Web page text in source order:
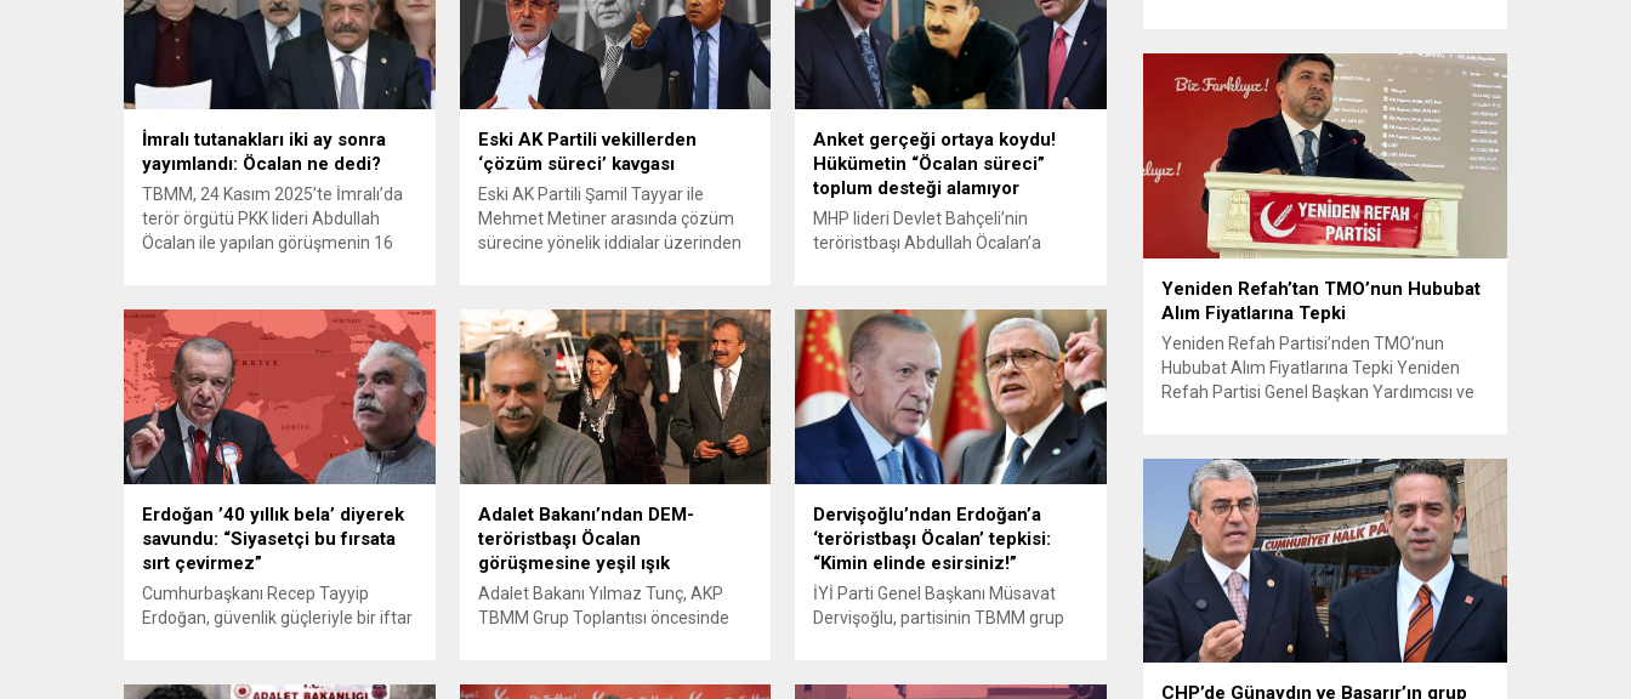
statüsünün korunması kaydıyla,
feshedilen PKK üzerindeki
nüfuzunu terörün tamamen
sonlandırılması için kullanabileceği
yeni bir kurumsal yapının inşa
edilmesini...
toplantısının ardından gazetecilere
verdiği demeçte, “CHP
parçalanmamalı, karıştırılmamalı”
dedi. Milliyetçi Hareket Partisi (MHP)
Genel...
konusunda tüm partilerle uzlaşı
sağlandığı yönündeki açıklamasını
sert şekilde reddetti. Bekin, böyle bir
uzlaşının olmadığını, konunun
ancak...
İmralı tutanakları iki ay sonra
yayımlandı: Öcalan ne dedi?
TBMM, 24 Kasım 2025’te İmralı’da
terör örgütü PKK lideri Abdullah
Öcalan ile yapılan görüşmenin 16
tutanaklarda, Bahçeli’nin “umut
hakkı” önerisinin olmazsa
çalışamayacağını belirterek,
Suriye’de başarısız olursa
yargılanmayı kabul edeceğini
söyledi. TBMM Milli Dayanışma,
Kardeşlik ve Demokrasi
Komisyonu’nu temsilen İmralı’ya
giden heyet, 24...
Eski AK Partili vekillerden
‘çözüm süreci’ kavgası
Eski AK Partili Şamil Tayyar ile
Mehmet Metiner arasında çözüm
sürecine yönelik iddialar üzerinden
medyada dikkat çeken bir polemiğe
dönüştü. Eski Adalet ve Kalkınma
Partisi (AK Parti) milletvekilleri
Şamil Tayyar ve Mehmet Metiner,
sosyal medya platformu X (Twitter)
üzerinden tartıştılar. İki isim
arasındaki...
Anket gerçeği ortaya koydu!
Hükümetin “Öcalan süreci”
toplum desteği alamıyor
MHP lideri Devlet Bahçeli’nin
teröristbaşı Abdullah Öcalan’a
yeni çözüm süreci, kamuoyunda
beklenen desteği görmedi.
MetroPOLL Araştırma’nın anketine
göre, ne toplumun genelinde ne de
Cumhur İttifakı seçmeninde bu
sürece güçlü bir destek var. 14-21
Mart 2025 tarihleri arasında 26 ilde
1186 kişiyle yapılan araştırmada,...
Erdoğan ’40 yıllık bela’ diyerek
savundu: “Siyasetçi bu fırsata
sırt çevirmez”
Cumhurbaşkanı Recep Tayyip
Erdoğan, güvenlik güçleriyle bir iftar
yaşandığını vurguladı ve teröristbaşı
Adalet Bakanı’ndan DEM-
teröristbaşı Öcalan
görüşmesine yeşil ışık
Adalet Bakanı Yılmaz Tunç, AKP
TBMM Grup Toplantısı öncesinde
tutuklulara yönelik yeni başvurulara
Dervişoğlu’ndan Erdoğan’a
‘teröristbaşı Öcalan’ tepkisi:
“Kimin elinde esirsiniz!”
İYİ Parti Genel Başkanı Müsavat
Dervişoğlu, partisinin TBMM grup
sözlerle yüklendi. Hakim ve savcı
penceresinden görenlerden olmadım.
Çünkü biliyorum ki dünyanın herhangi bir
köşesinde yaşanan acı, insanlığın ortak
vicdanında açılmış bir yaradır. Bir çocuğun
gözyaşı da, bir annenin umudu...
Yeniden Refah’tan TMO’nun Hububat
Alım Fiyatlarına Tepki
Yeniden Refah Partisi’nden TMO’nun
Hububat Alım Fiyatlarına Tepki Yeniden
Refah Partisi Genel Başkan Yardımcısı ve
Ofisi’nin (TMO) açıkladığı hububat alım
fiyatlarına ilişkin yazılı bir açıklama yaptı.
Bayramoğlu, açıklanan fiyatların çiftçinin
artan maliyetlerini karşılamaktan uzak
olduğunu savunarak fiyatların yeniden
değerlendirilmesi çağrısında...
CHP’de Günaydın ve Başarır’ın grup